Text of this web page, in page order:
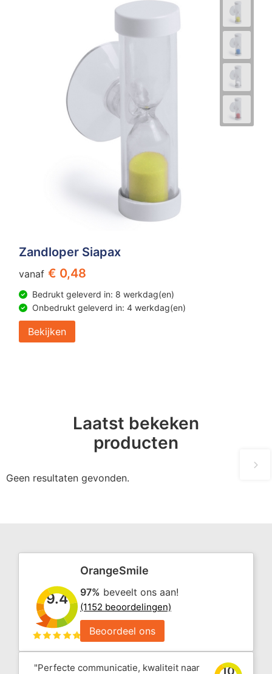
Zandloper Siapax
vanaf € 0,48
Bedrukt geleverd in: 8 werkdag(en)
Onbedrukt geleverd in: 4 werkdag(en)
Bekijken
Laatst bekeken
producten
Geen resultaten gevonden.
9.4
OrangeSmile
97% beveelt ons aan!
(1152 beoordelingen)
Beoordeel ons
"Perfecte communicatie, kwaliteit naar
10